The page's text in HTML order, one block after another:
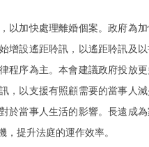
以加快處理離婚個案。政府為
增設遙距聆訊，以遙距聆訊及
程序為主。本會建議政府投放
，以支援有照顧需要的當事人
於當事人生活的影響。長遠成
提升法庭的運作效率。